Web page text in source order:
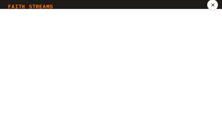
FAITH STREAMS ✕